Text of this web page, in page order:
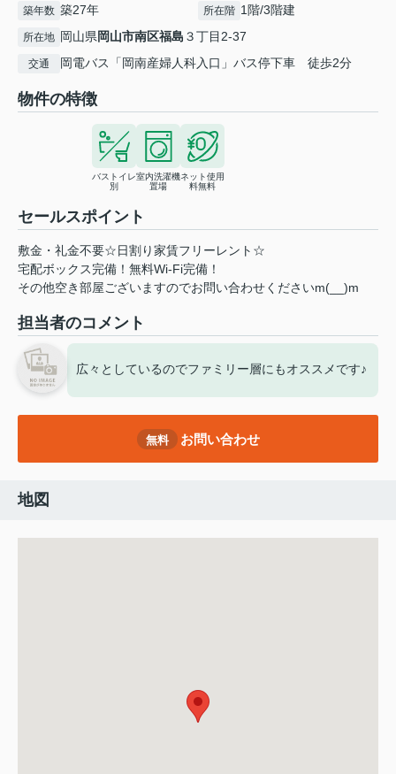
築年数 築27年 所在階 1階/3階建
所在地 岡山県岡山市南区福島 ３丁目2-37
交通 岡電バス「岡南産婦人科入口」バス停下車 徒歩2分
物件の特徴
バストイレ
別
室内洗濯機
置場
ネット使用
料無料
セールスポイント
敷金・礼金不要☆日割り家賃フリーレント☆
宅配ボックス完備！無料Wi-Fi完備！
その他空き部屋ございますのでお問い合わせくださいm(__)m
担当者のコメント
広々としているのでファミリー層にもオススメです♪
無料 お問い合わせ
地図